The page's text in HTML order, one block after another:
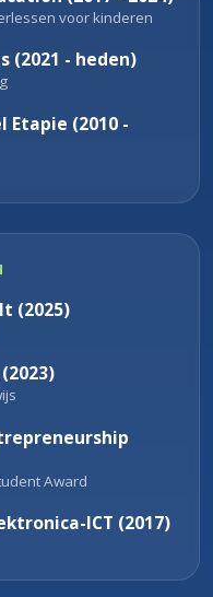
(2025)
Award
ICT (2017)
voor kinderen
(2021 - heden)
(2010 -